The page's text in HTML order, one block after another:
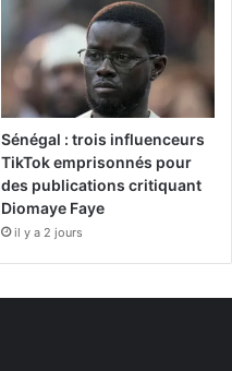
Sénégal : trois influenceurs
TikTok emprisonnés pour
des publications critiquant
Diomaye Faye
il y a 2 jours